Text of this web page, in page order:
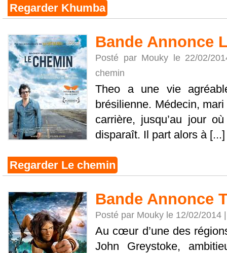
Regarder Khumba
Bande Annonce
Posté par Mouky le 22/02/
chemin
Theo a une vie
brésilienne. Médecin,
carrière, jusqu’au jour
disparaît. Il part alors à [...]
Regarder Le chemin
Bande Annonce
Posté par Mouky le 12/02/2014
Au cœur d’une des
John Greystoke,